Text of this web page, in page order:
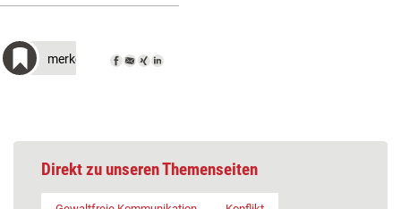
merken
Direkt zu unseren Themenseiten